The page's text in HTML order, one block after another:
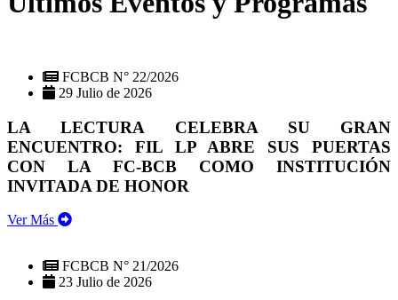
FCBCB N° 22/2026
29 Julio de 2026
LA LECTURA CELEBRA SU GRAN
ENCUENTRO: FIL LP ABRE SUS PUERTAS
CON LA FC-BCB COMO INSTITUCIÓN
INVITADA DE HONOR
Ver Más
FCBCB N° 21/2026
23 Julio de 2026